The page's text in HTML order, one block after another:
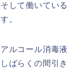
して働いている
。
ルコール消毒液
ばらくの間引き